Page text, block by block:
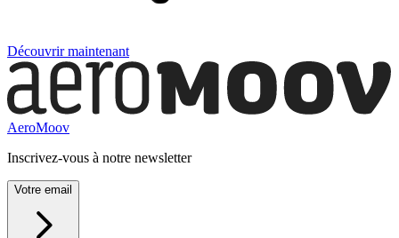
Découvrir maintenant
AeroMoov
Inscrivez-vous à notre newsletter
Votre email